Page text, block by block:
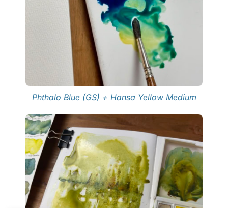
Phthalo Blue (GS) + Hansa Yellow Medium